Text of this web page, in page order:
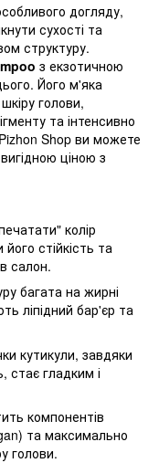
догляду,
сухості та
структуру.
з екзотичною
Його м'яка
голови,
та інтенсивно
Shop ви можете
ціною з
колір
стійкість та
салон.
багата на жирні
ліпідний бар'єр та
кутикули, завдяки
стає гладким і
компонентів
та максимально
голови.